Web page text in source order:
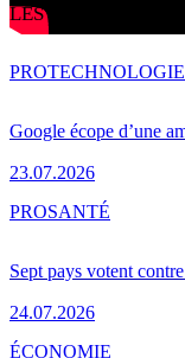
LES PLUS LUS
Google écope d’une
23.07.2026
PRO
Sept pays votent
24.07.2026
PROSANTÉ
ÉCONOMIE